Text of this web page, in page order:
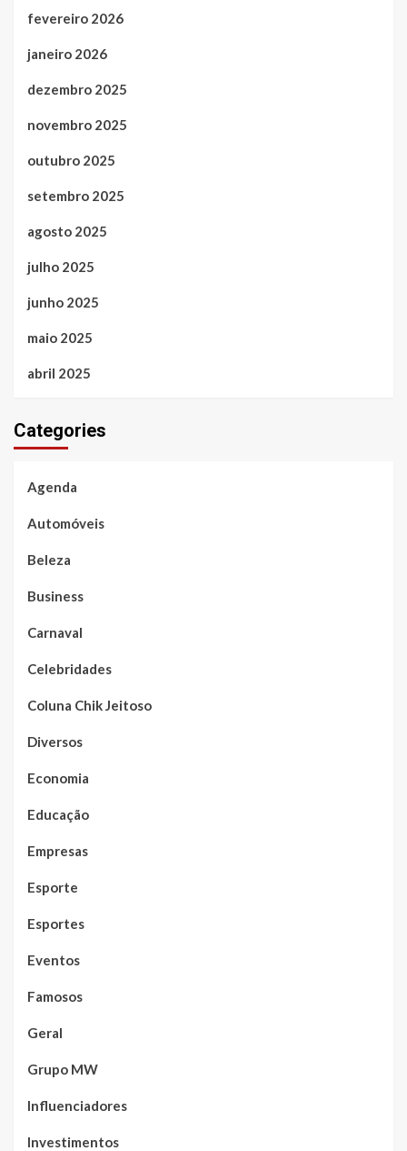
fevereiro 2026
janeiro 2026
dezembro 2025
novembro 2025
outubro 2025
setembro 2025
agosto 2025
julho 2025
junho 2025
maio 2025
abril 2025
Categories
Agenda
Automóveis
Beleza
Business
Carnaval
Celebridades
Coluna Chik Jeitoso
Diversos
Economia
Educação
Empresas
Esporte
Esportes
Eventos
Famosos
Geral
Grupo MW
Influenciadores
Investimentos